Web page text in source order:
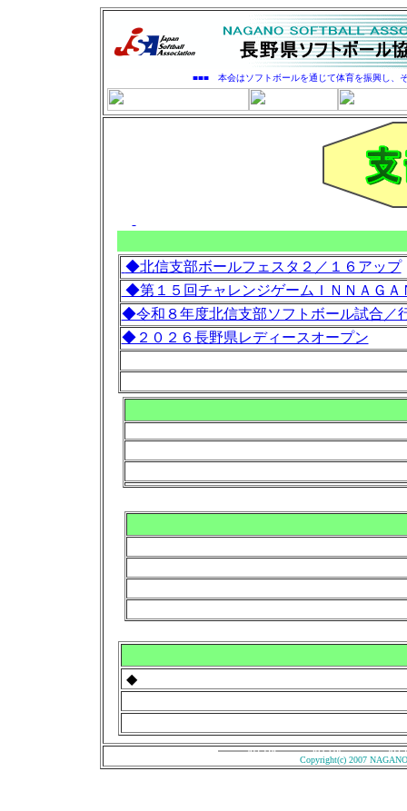
■■■ 本会はソフトボールを通じて体育を振興し、
◆北信支部ボールフェスタ２／１６アップ
◆第１５回チャレンジゲームＩＮＮＡＧＡ
◆令和８年度北信支部ソフトボール試合／
◆２０２６長野県レディースオープン
◆
Copyright(c) 2007